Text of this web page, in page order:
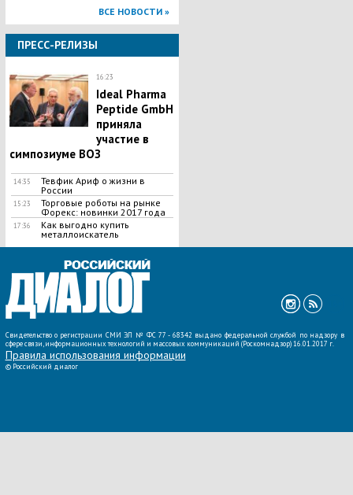
ВСЕ НОВОСТИ »
ПРЕСС-РЕЛИЗЫ
16:23
Ideal Pharma
Peptide GmbH
приняла
участие в
симпозиуме ВОЗ
14:35
Тевфик Ариф о жизни в
России
15:23
Торговые роботы на рынке
Форекс: новинки 2017 года
17:36
Как выгодно купить
металлоискатель
Свидетельство о регистрации СМИ ЭЛ № ФС 77 - 68342 выдано федеральной службой по надзору в
сфере связи, информационных технологий и массовых коммуникаций (Роскомнадзор) 16.01.2017 г.
Правила использования информации
© Российский диалог